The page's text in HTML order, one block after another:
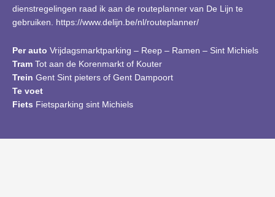
dienstregelingen raad ik aan de routeplanner van De Lijn te
gebruiken. https://www.delijn.be/nl/routeplanner/
Per auto Vrijdagsmarktparking – Reep – Ramen – Sint Michiels
Tram Tot aan de Korenmarkt of Kouter
Trein Gent Sint pieters of Gent Dampoort
Te voet
Fiets Fietsparking sint Michiels